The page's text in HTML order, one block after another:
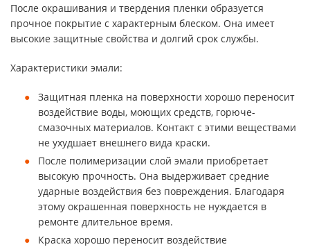
После окрашивания и твердения пленки образуется
прочное покрытие с характерным блеском. Она имеет
высокие защитные свойства и долгий срок службы.
Характеристики эмали:
Защитная пленка на поверхности хорошо переносит
воздействие воды, моющих средств, горюче-
смазочных материалов. Контакт с этими веществами
не ухудшает внешнего вида краски.
После полимеризации слой эмали приобретает
высокую прочность. Она выдерживает средние
ударные воздействия без повреждения. Благодаря
этому окрашенная поверхность не нуждается в
ремонте длительное время.
Краска хорошо переносит воздействие